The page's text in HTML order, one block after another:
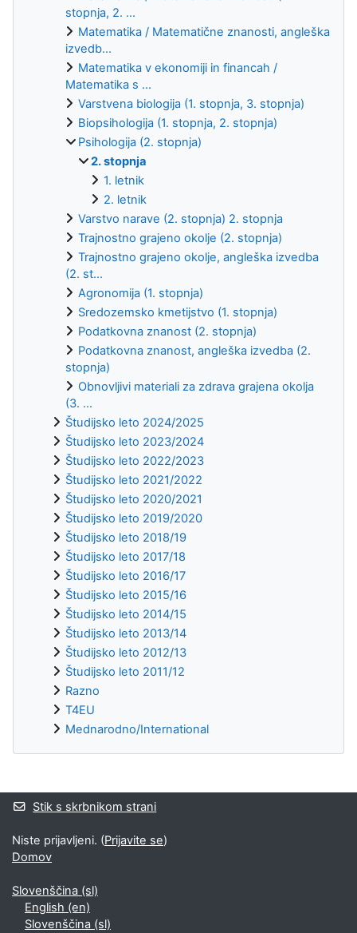
stopnja, 2. ...
Matematika / Matematične znanosti, angleška
izvedb...
Matematika v ekonomiji in financah /
Matematika s ...
Varstvena biologija (1. stopnja, 3. stopnja)
Biopsihologija (1. stopnja, 2. stopnja)
Psihologija (2. stopnja)
2. stopnja
1. letnik
2. letnik
Varstvo narave (2. stopnja) 2. stopnja
Trajnostno grajeno okolje (2. stopnja)
Trajnostno grajeno okolje, angleška izvedba
(2. st...
Agronomija (1. stopnja)
Sredozemsko kmetijstvo (1. stopnja)
Podatkovna znanost (2. stopnja)
Podatkovna znanost, angleška izvedba (2.
stopnja)
Obnovljivi materiali za zdrava grajena okolja
(3. ...
Študijsko leto 2024/2025
Študijsko leto 2023/2024
Študijsko leto 2022/2023
Študijsko leto 2021/2022
Študijsko leto 2020/2021
Študijsko leto 2019/2020
Študijsko leto 2018/19
Študijsko leto 2017/18
Študijsko leto 2016/17
Študijsko leto 2015/16
Študijsko leto 2014/15
Študijsko leto 2013/14
Študijsko leto 2012/13
Študijsko leto 2011/12
Razno
T4EU
Mednarodno/International
Supplementary blocks
Stik s skrbnikom strani
Niste prijavljeni. (Prijavite se)
Domov
Slovenščina ‎(sl)‎
English ‎(en)‎
Slovenščina ‎(sl)‎